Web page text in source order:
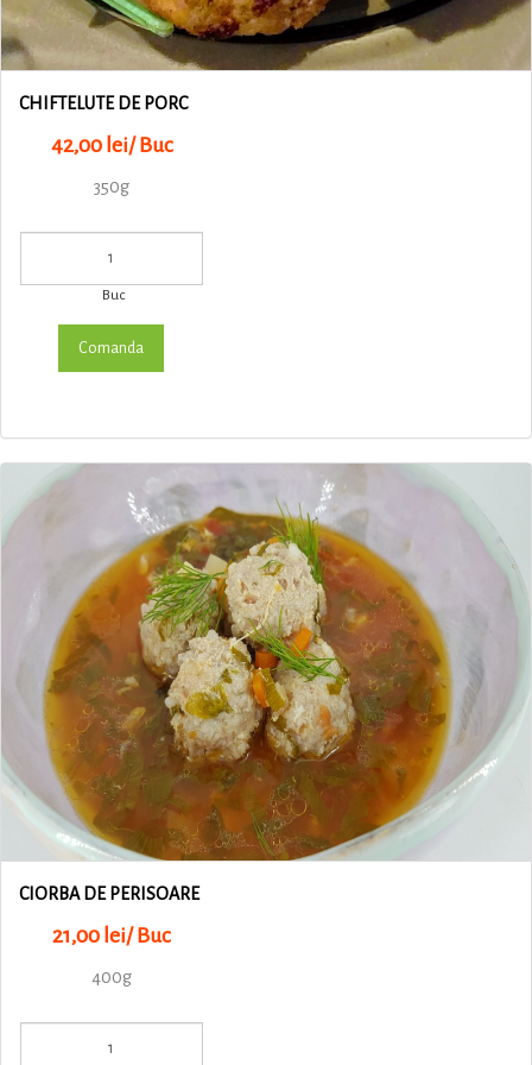
CHIFTELUTE DE PORC
42,00 lei/ Buc
350g
Buc
CIORBA DE PERISOARE
21,00 lei/ Buc
400g